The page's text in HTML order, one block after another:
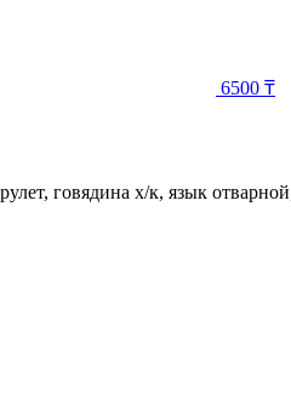
6500 ₸
говядина х/к, язык